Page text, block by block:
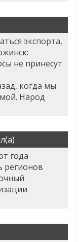
экспорта,
не принесут
когда мы
Народ
года
регионов